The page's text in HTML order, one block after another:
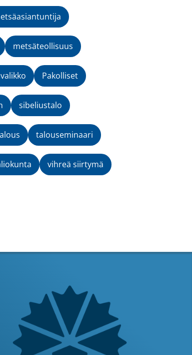
metsäteollisuus
Pakolliset
sibeliustalo
talouseminaari
vihreä siirtymä